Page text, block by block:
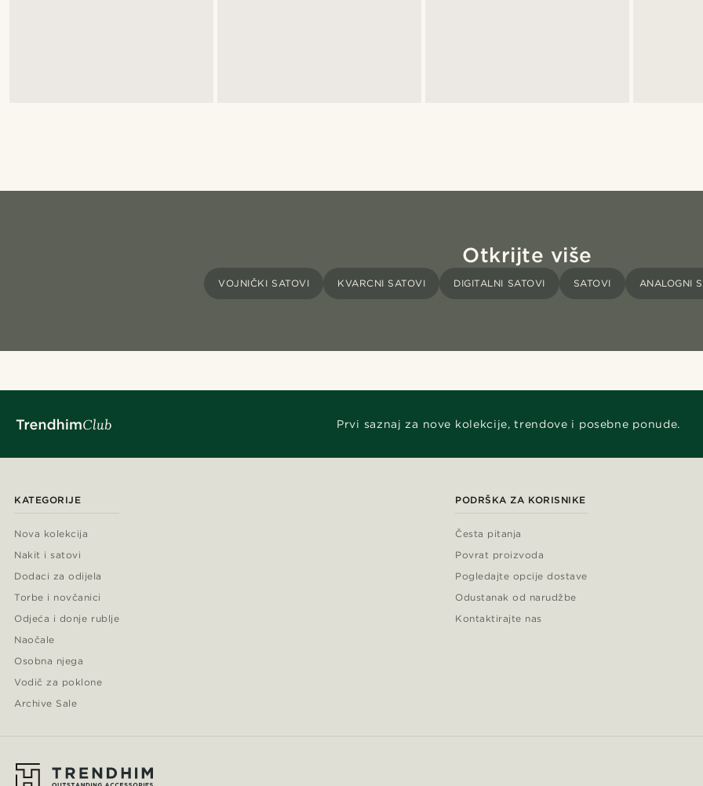
Otkrijte više
VOJNIČKI SATOVI KVARCNI SATOVI DIGITALNI SATOVI SATOVI ANALOGNI
Prvi saznaj za nove kolekcije, trendove i posebne ponude.
KATEGORIJE
Nova kolekcija
Nakit i satovi
Dodaci za odijela
Torbe i novčanici
Odjeća i donje rublje
Naočale
Osobna njega
Vodič za poklone
Archive Sale
PODRŠKA ZA KORISNIKE
Česta pitanja
Povrat proizvoda
Pogledajte opcije dostave
Odustanak od narudžbe
Kontaktirajte nas